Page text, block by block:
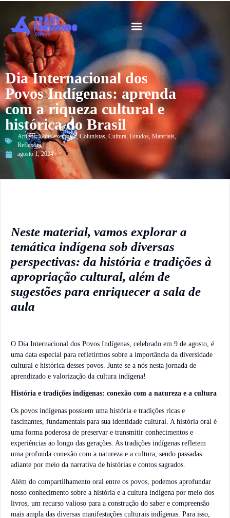
Dia Internacional dos
Povos Indígenas: aprenda
com a riqueza cultural e
histórica do Brasil
Artigos,Bons exemplos,Colunistas, Cultura, Estudos, Materiais,
Reflexões
agosto 1, 2024
Neste material, vamos explorar a
temática indígena sob diversas
perspectivas: da história e tradições à
apropriação cultural, além de
sugestões para enriquecer a sala de
aula
O Dia Internacional dos Povos Indígenas, celebrado em 9 de agosto, é
uma data especial para refletirmos sobre a importância da diversidade
cultural e histórica desses povos. Junte-se a nós nesta jornada de
aprendizado e valorização da cultura indígena!
História e tradições indígenas: conexão com a natureza e a cultura
Os povos indígenas possuem uma história e tradições ricas e
fascinantes, fundamentais para sua identidade cultural. A história oral é
uma forma poderosa de preservar e transmitir conhecimentos e
experiências ao longo das gerações. As tradições indígenas refletem
uma profunda conexão com a natureza e a cultura, sendo passadas
adiante por meio da narrativa de histórias e contos sagrados.
Além do compartilhamento oral entre os povos, podemos aprofundar
nosso conhecimento sobre a história e a cultura indígena por meio dos
livros, um recurso valioso para a construção do saber e compreensão
mais ampla das diversas manifestações culturais indígenas. Para isso,